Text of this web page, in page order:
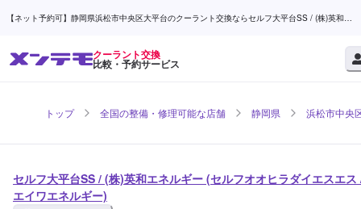
【ネット予約可】静岡県浜松市中央区大平台のクーラント交換ならセルフ大平台SS / (株)英和エ
クーラント交換
比較・予約サービス
トップ 全国の整備・修理可能な店舗 静岡県 浜松市中央
セルフ大平台SS / (株)英和エネルギー (セルフオオヒラダイエスエス
エイワエネルギー)